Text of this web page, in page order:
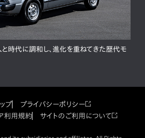
時代に調和し、進化を重ねてきた歴代モ
プ
プライバシーポリシー
利用規約
サイトのご利用について